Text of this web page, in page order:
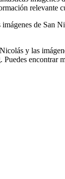
relevante
de San
y las
encontrar